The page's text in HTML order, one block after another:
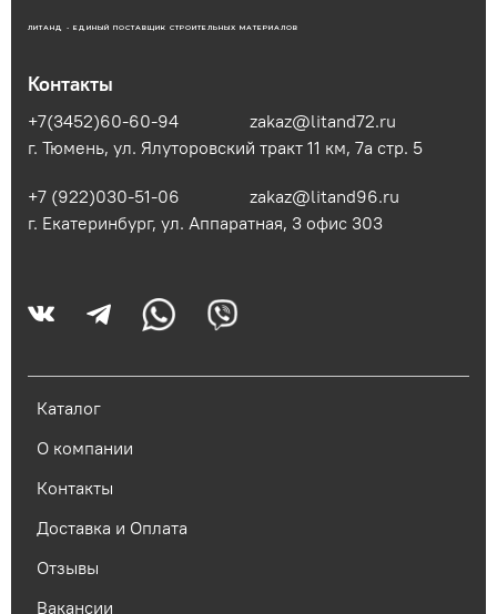
ЛИТАНД - ЕДИНЫЙ ПОСТАВЩИК СТРОИТЕЛЬНЫХ МАТЕРИАЛОВ
Каталог
О компании
Контакты
Доставка и Оплата
Отзывы
Вакансии
Контакты
+7(3452)60-60-94
zakaz@litand72.ru
г. Тюмень, ул. Ялуторовский тракт 11 км, 7а стр. 5
+7 (922)030-51-06
zakaz@litand96.ru
г. Екатеринбург, ул. Аппаратная, 3​ офис 303